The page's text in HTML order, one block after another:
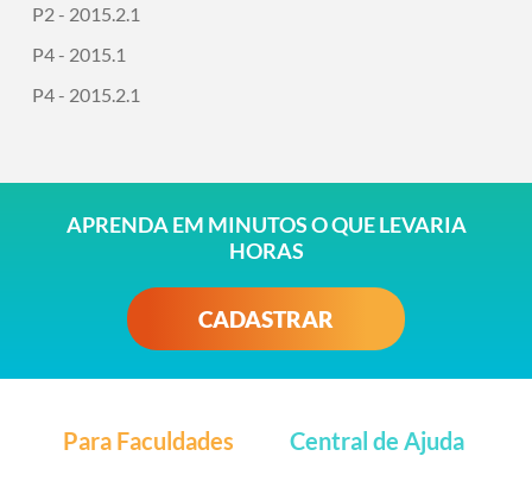
P2 - 2015.2.1
P4 - 2015.1
P4 - 2015.2.1
APRENDA EM MINUTOS O QUE LEVARIA
HORAS
CADASTRAR
Para Faculdades Central de Ajuda